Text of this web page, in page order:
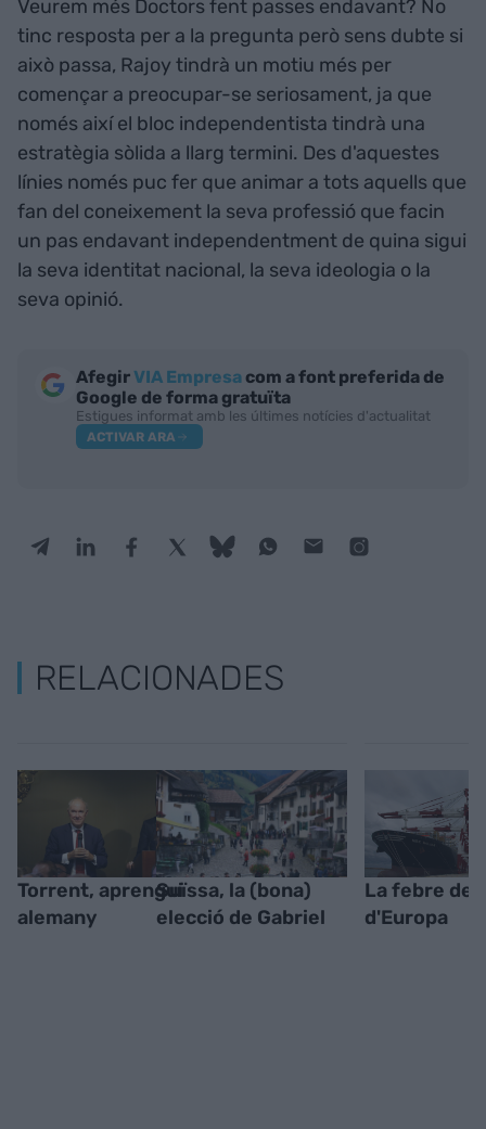
Veurem més Doctors fent passes endavant? No
tinc resposta per a la pregunta però sens dubte si
això passa, Rajoy tindrà un motiu més per
començar a preocupar-se seriosament, ja que
només així el bloc independentista tindrà una
estratègia sòlida a llarg termini. Des d'aquestes
línies només puc fer que animar a tots aquells que
fan del coneixement la seva professió que facin
un pas endavant independentment de quina sigui
la seva identitat nacional, la seva ideologia o la
seva opinió.
AfegirVIA Empresa com a font preferida de
Google de forma gratuïta
Estigues informat amb les últimes notícies d'actualitat
ACTIVAR ARA
RELACIONADES
Torrent, aprengui
alemany
Suïssa, la (bona)
elecció de Gabriel
La febre del
d'Europa